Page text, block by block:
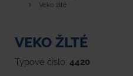
Veko žlté
VEKO ŽLTÉ
Typové číslo: 4420